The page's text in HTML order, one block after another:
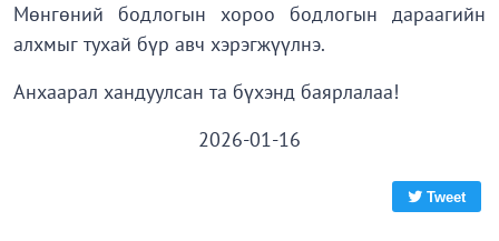
Мөнгөний бодлогын хороо бодлогын дараагийн
алхмыг тухай бүр авч хэрэгжүүлнэ.
Анхаарал хандуулсан та бүхэнд баярлалаа!
2026-01-16
Tweet